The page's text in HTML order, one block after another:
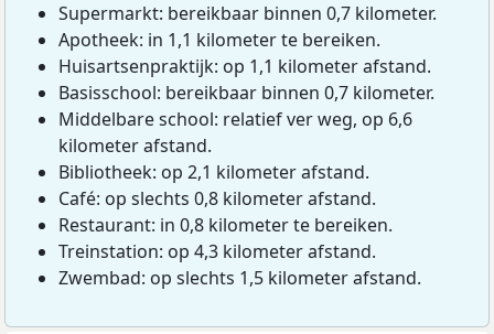
Supermarkt: bereikbaar binnen 0,7 kilometer.
Apotheek: in 1,1 kilometer te bereiken.
Huisartsenpraktijk: op 1,1 kilometer afstand.
Basisschool: bereikbaar binnen 0,7 kilometer.
Middelbare school: relatief ver weg, op 6,6
kilometer afstand.
Bibliotheek: op 2,1 kilometer afstand.
Café: op slechts 0,8 kilometer afstand.
Restaurant: in 0,8 kilometer te bereiken.
Treinstation: op 4,3 kilometer afstand.
Zwembad: op slechts 1,5 kilometer afstand.